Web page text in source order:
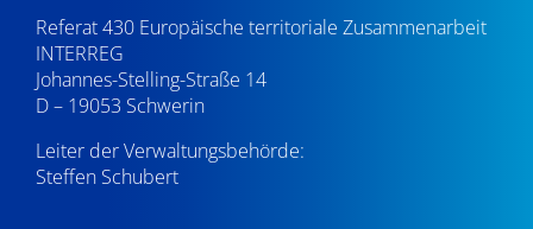
Referat 430 Europäische territoriale Zusammenarbeit
INTERREG
Johannes-Stelling-Straße 14
D – 19053 Schwerin
Leiter der Verwaltungsbehörde:
Steffen Schubert